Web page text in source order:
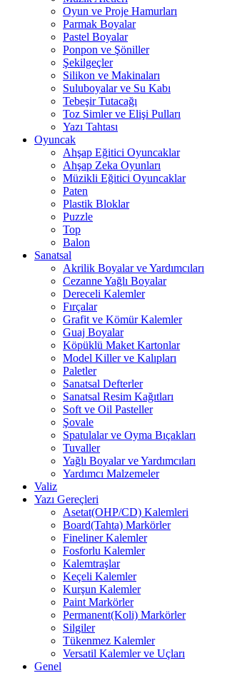
Oyun ve Proje Hamurları
Parmak Boyalar
Pastel Boyalar
Ponpon ve Şöniller
Şekilgeçler
Silikon ve Makinaları
Suluboyalar ve Su Kabı
Tebeşir Tutacağı
Toz Simler ve Elişi Pulları
Yazı Tahtası
Oyuncak
Ahşap Eğitici Oyuncaklar
Ahşap Zeka Oyunları
Müzikli Eğitici Oyuncaklar
Paten
Plastik Bloklar
Puzzle
Top
Balon
Sanatsal
Akrilik Boyalar ve Yardımcıları
Cezanne Yağlı Boyalar
Dereceli Kalemler
Fırçalar
Grafit ve Kömür Kalemler
Guaj Boyalar
Köpüklü Maket Kartonlar
Model Killer ve Kalıpları
Paletler
Sanatsal Defterler
Sanatsal Resim Kağıtları
Soft ve Oil Pasteller
Şovale
Spatulalar ve Oyma Bıçakları
Tuvaller
Yağlı Boyalar ve Yardımcıları
Yardımcı Malzemeler
Valiz
Yazı Gereçleri
Asetat(OHP/CD) Kalemleri
Board(Tahta) Markörler
Fineliner Kalemler
Fosforlu Kalemler
Kalemtraşlar
Keçeli Kalemler
Kurşun Kalemler
Paint Markörler
Permanent(Koli) Markörler
Silgiler
Tükenmez Kalemler
Versatil Kalemler ve Uçları
Genel